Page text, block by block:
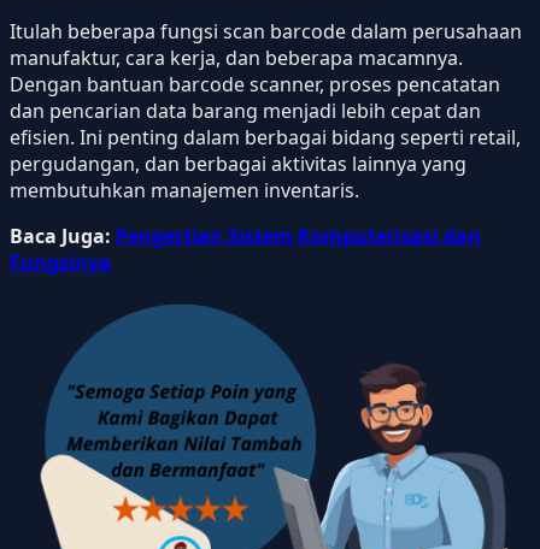
Itulah beberapa fungsi scan barcode dalam perusahaan
manufaktur, cara kerja, dan beberapa macamnya.
Dengan bantuan barcode scanner, proses pencatatan
dan pencarian data barang menjadi lebih cepat dan
efisien. Ini penting dalam berbagai bidang seperti retail,
pergudangan, dan berbagai aktivitas lainnya yang
membutuhkan manajemen inventaris.
Baca Juga: Pengertian Sistem Komputerisasi dan
Fungsinya